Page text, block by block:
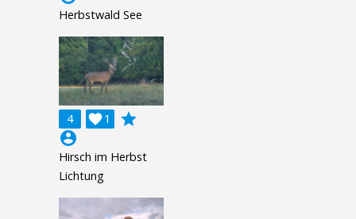
Herbstwald See
4 1

grade
account_circle
Hirsch im Herbst
Lichtung